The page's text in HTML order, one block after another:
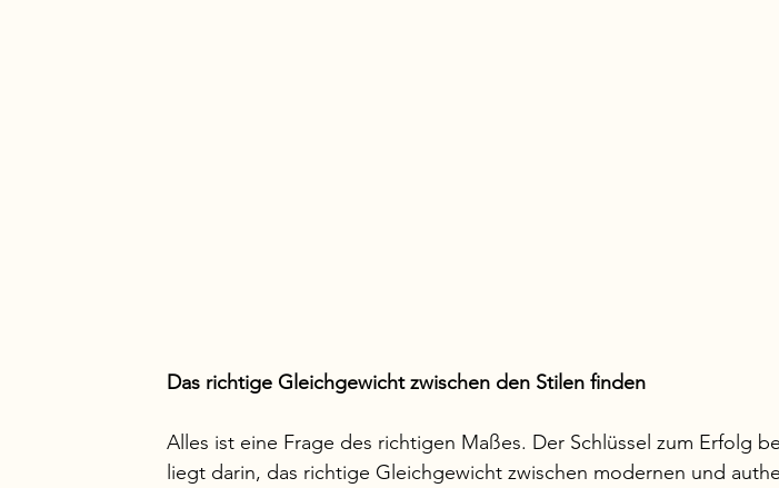
Das richtige Gleichgewicht zwischen den Stilen finden
Alles ist eine Frage des richtigen Maßes. Der Schlüssel zum Erfolg
liegt darin, das richtige Gleichgewicht zwischen modernen und